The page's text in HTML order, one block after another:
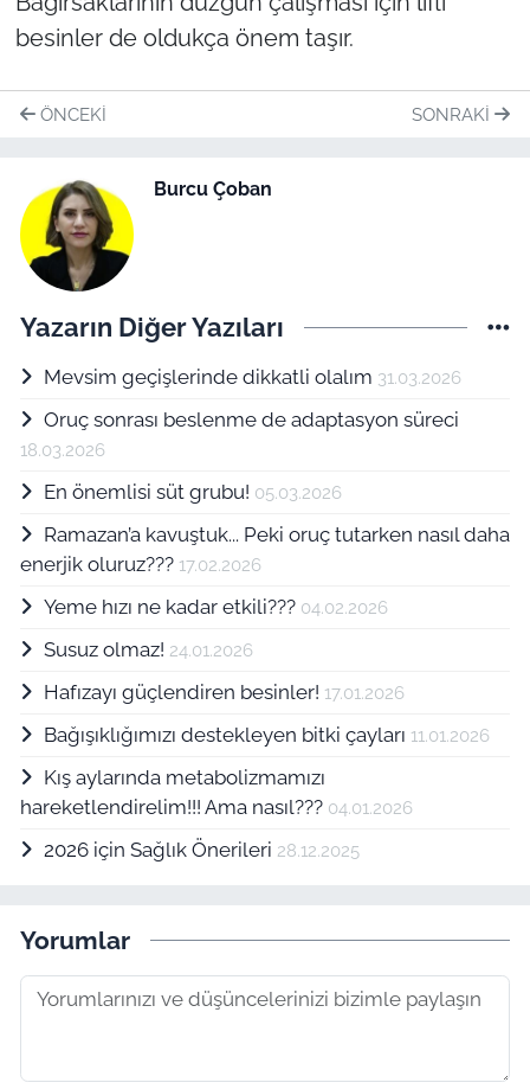
besinler de oldukça önem taşır.
ÖNCEKI SONRAKI
Burcu Çoban
Yazarın Diğer Yazıları
Mevsim geçişlerinde dikkatli olalım 31.03.2026
Oruç sonrası beslenme de adaptasyon süreci
18.03.2026
En önemlisi süt grubu! 05.03.2026
Ramazan’a kavuştuk... Peki oruç tutarken nasıl daha
enerjik oluruz??? 17.02.2026
Yeme hızı ne kadar etkili??? 04.02.2026
Susuz olmaz! 24.01.2026
Hafızayı güçlendiren besinler! 17.01.2026
Bağışıklığımızı destekleyen bitki çayları 11.01.2026
Kış aylarında metabolizmamızı
hareketlendirelim!!! Ama nasıl??? 04.01.2026
2026 için Sağlık Önerileri 28.12.2025
Yorumlar